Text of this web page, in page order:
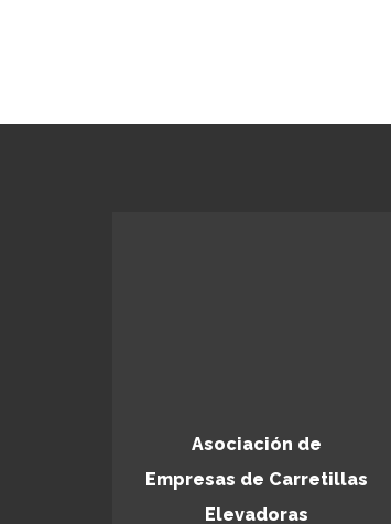
Asociación de
Empresas de Carretillas
Elevadoras